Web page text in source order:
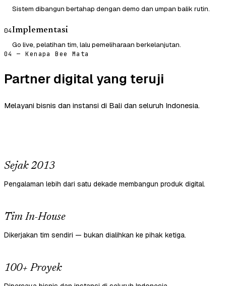
Sistem dibangun bertahap dengan demo dan umpan balik rutin.
04Implementasi
Go live, pelatihan tim, lalu pemeliharaan berkelanjutan.
04 — Kenapa Bee Mata
Partner digital yang teruji
Melayani bisnis dan instansi di Bali dan seluruh Indonesia.
Sejak 2013
Pengalaman lebih dari satu dekade membangun produk digital.
Tim In-House
Dikerjakan tim sendiri — bukan dialihkan ke pihak ketiga.
100+ Proyek